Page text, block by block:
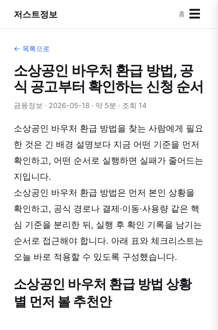
저스트정보 홈 ☰
← 목록으로
소상공인 바우처 환급 방법, 공
식 공고부터 확인하는 신청 순서
금융정보 · 2026-05-18 · 약 5분 · 조회 14
소상공인 바우처 환급 방법을 찾는 사람에게 필요
한 것은 긴 배경 설명보다 지금 어떤 기준을 먼저
확인하고, 어떤 순서로 실행하면 실패가 줄어드는
지입니다.
소상공인 바우처 환급 방법은 먼저 본인 상황을
확인하고, 공식 경로나 결제·이동·사용량 같은 핵
심 기준을 분리한 뒤, 실행 후 확인 기록을 남기는
순서로 접근해야 합니다. 아래 표와 체크리스트는
오늘 바로 적용할 수 있도록 구성했습니다.
소상공인 바우처 환급 방법 상황
별 먼저 볼 추천안